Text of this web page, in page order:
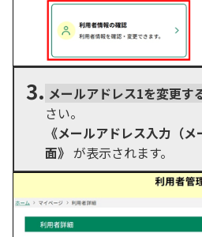
3. メールアドレス1を変更す
さい。
《メールアドレス入力（
面》 が表示されます。